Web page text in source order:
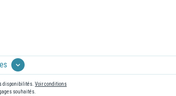
disponibilités. Voir conditions
souhaités.